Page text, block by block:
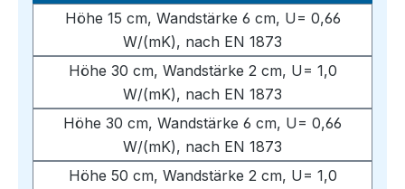
Höhe 15 cm, Wandstärke 6 cm, U= 0,66
W/(mK), nach EN 1873
Höhe 30 cm, Wandstärke 2 cm, U= 1,0
W/(mK), nach EN 1873
Höhe 30 cm, Wandstärke 6 cm, U= 0,66
W/(mK), nach EN 1873
Höhe 50 cm, Wandstärke 2 cm, U= 1,0